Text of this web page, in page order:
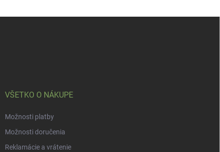
VŠETKO O NÁKUPE
Možnosti platby
Možnosti doručenia
Reklamácie a vrátenie